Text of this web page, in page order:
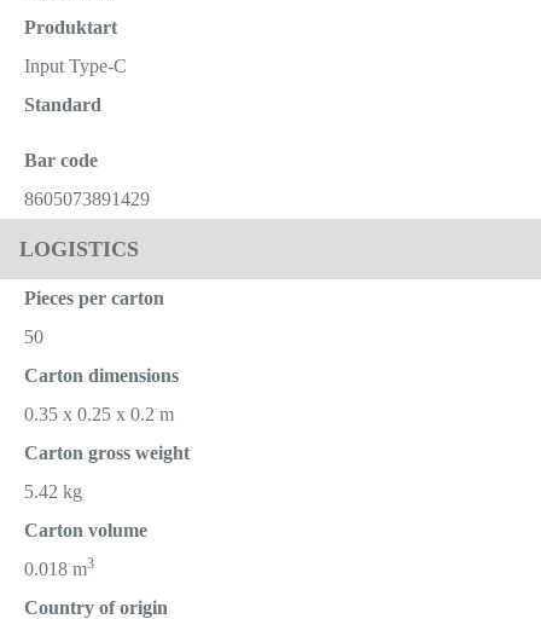
Produktart
Input Type-C
Standard
Bar code
8605073891429
LOGISTICS
Pieces per carton
50
Carton dimensions
0.35 x 0.25 x 0.2 m
Carton gross weight
5.42 kg
Carton volume
0.018 m3
Country of origin